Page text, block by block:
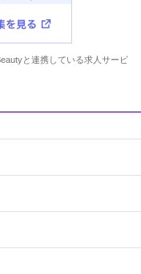
と連携している求人サービ